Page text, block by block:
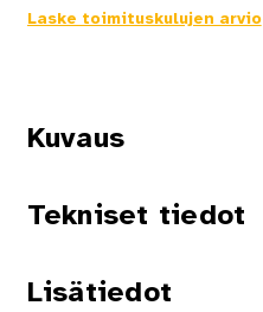
Laske toimituskulujen arvio
Kuvaus
Tekniset tiedot
Lisätiedot